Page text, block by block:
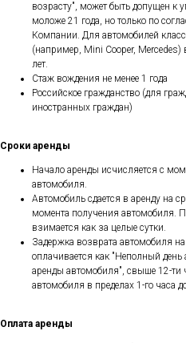
возрасту", может быть допущен к
моложе 21 года, но только по
Компании. Для автомобилей
(например, Mini Cooper, Mercedes)
лет.
Стаж вождения не менее 1 года
Российское гражданство (для
иностранных граждан)
Сроки аренды
Начало аренды исчисляется с
автомобиля.
Автомобиль сдается в аренду на
момента получения автомобиля.
взимается как за целые сутки.
Задержка возврата автомобиля
оплачивается как "Неполный день
аренды автомобиля", свыше 12-ти
автомобиля в пределах 1-го часа
Оплата аренды